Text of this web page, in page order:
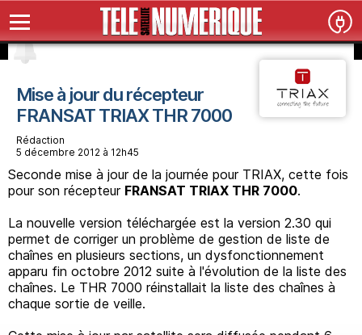
Mise à jour du récepteur
FRANSAT TRIAX THR 7000
Rédaction
5 décembre 2012 à 12h45
Seconde mise à jour de la journée pour TRIAX, cette fois
pour son récepteur FRANSAT TRIAX THR 7000.
La nouvelle version téléchargée est la version 2.30 qui
permet de corriger un problème de gestion de liste de
chaînes en plusieurs sections, un dysfonctionnement
apparu fin octobre 2012 suite à l'évolution de la liste des
chaînes. Le THR 7000 réinstallait la liste des chaînes à
chaque sortie de veille.